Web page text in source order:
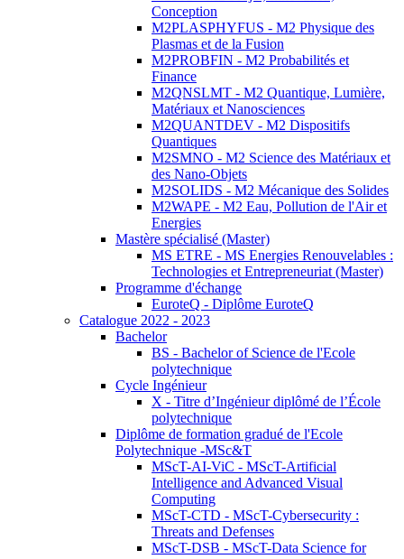
Conception
M2PLASPHYFUS - M2 Physique des
Plasmas et de la Fusion
M2PROBFIN - M2 Probabilités et
Finance
M2QNSLMT - M2 Quantique, Lumière,
Matériaux et Nanosciences
M2QUANTDEV - M2 Dispositifs
Quantiques
M2SMNO - M2 Science des Matériaux et
des Nano-Objets
M2SOLIDS - M2 Mécanique des Solides
M2WAPE - M2 Eau, Pollution de l'Air et
Energies
Mastère spécialisé (Master)
MS ETRE - MS Energies Renouvelables :
Technologies et Entrepreneuriat (Master)
Programme d'échange
EuroteQ - Diplôme EuroteQ
Catalogue 2022 - 2023
Bachelor
BS - Bachelor of Science de l'Ecole
polytechnique
Cycle Ingénieur
X - Titre d’Ingénieur diplômé de l’École
polytechnique
Diplôme de formation gradué de l'Ecole
Polytechnique -MSc&T
MScT-AI-ViC - MScT-Artificial
Intelligence and Advanced Visual
Computing
MScT-CTD - MScT-Cybersecurity :
Threats and Defenses
MScT-DSB - MScT-Data Science for